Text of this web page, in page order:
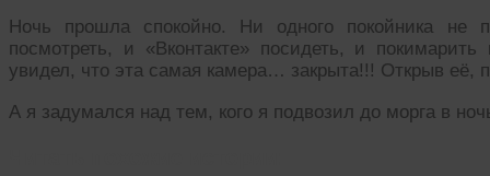
Ночь прошла спокойно. Ни одного покойника не
посмотреть, и «Вконтакте» посидеть, и
увидел, что эта самая камера… закрыта!!! Открыв
А я задумался над тем, кого я подвозил до морга в